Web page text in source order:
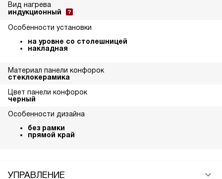
Вид нагрева
индукционный
Особенности установки
на уровне со столешницей
накладная
Материал панели конфорок
стеклокерамика
Цвет панели конфорок
черный
Особенности дизайна
без рамки
прямой край
УПРАВЛЕНИЕ